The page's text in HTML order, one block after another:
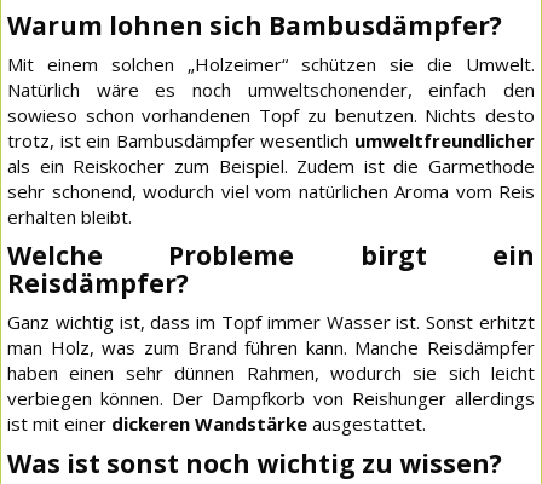
Warum lohnen sich Bambusdämpfer?
Mit einem solchen „Holzeimer“ schützen sie die Umwelt.
Natürlich wäre es noch umweltschonender, einfach den
sowieso schon vorhandenen Topf zu benutzen. Nichts desto
trotz, ist ein Bambusdämpfer wesentlich umweltfreundlicher
als ein Reiskocher zum Beispiel. Zudem ist die Garmethode
sehr schonend, wodurch viel vom natürlichen Aroma vom Reis
erhalten bleibt.
Welche Probleme birgt ein
Reisdämpfer?
Ganz wichtig ist, dass im Topf immer Wasser ist. Sonst erhitzt
man Holz, was zum Brand führen kann. Manche Reisdämpfer
haben einen sehr dünnen Rahmen, wodurch sie sich leicht
verbiegen können. Der Dampfkorb von Reishunger allerdings
ist mit einer dickeren Wandstärke ausgestattet.
Was ist sonst noch wichtig zu wissen?